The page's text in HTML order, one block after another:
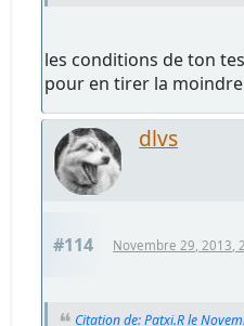
les conditions de ton
pour en tirer la
dlvs
#114 Novembre 29, 2013,
Citation de: Patxi.R le